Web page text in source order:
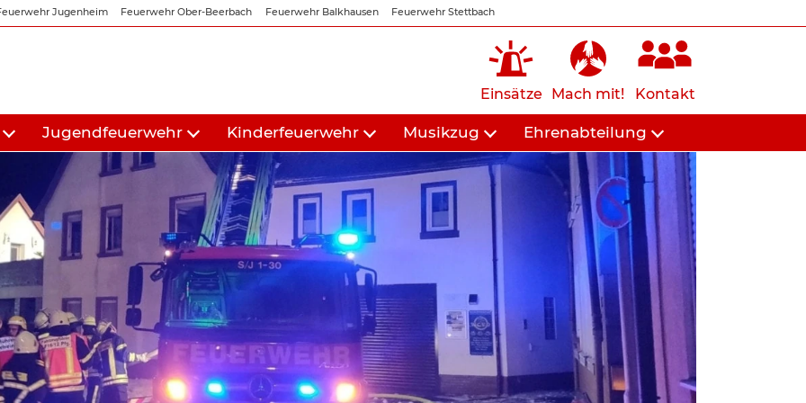
Jugenheim Feuerwehr Ober-Beerbach Feuerwehr Balkhausen Feuerwehr Stettbach
Einsätze Mach mit! Kontakt
Jugendfeuerwehr Kinderfeuerwehr Musikzug Ehrenabteilung